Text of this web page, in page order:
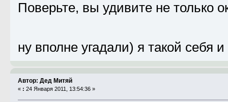
Поверьте, вы удивите не только
ну вполне угадали) я такой себя
Автор: Дед Митяй
« : 24 Января 2011, 13:54:36 »